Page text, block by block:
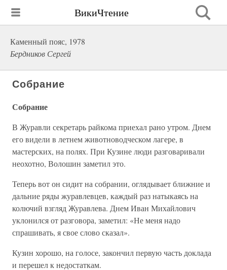
ВикиЧтение
Каменный пояс, 1978
Бердников Сергей
Собрание
Собрание
В Журавли секретарь райкома приехал рано утром. Днем
его видели в летнем животноводческом лагере, в
мастерских, на полях. При Кузине люди разговаривали
неохотно, Волошин заметил это.
Теперь вот он сидит на собрании, оглядывает ближние и
дальние ряды журавлевцев, каждый раз натыкаясь на
колючий взгляд Журавлева. Днем Иван Михайлович
уклонился от разговора, заметил: «Не меня надо
спрашивать, я свое слово сказал».
Кузин хорошо, на голосе, закончил первую часть доклада
и перешел к недостаткам.